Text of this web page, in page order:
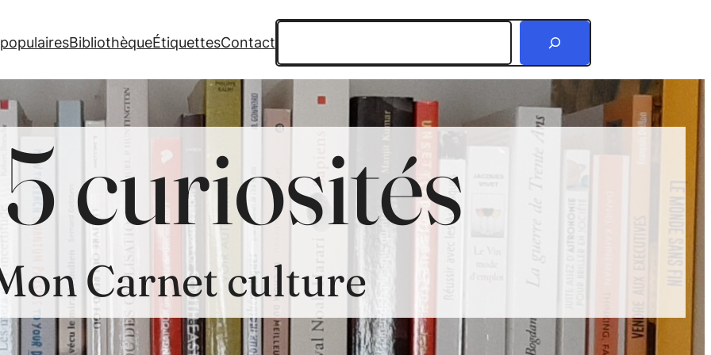
BibliothèqueÉtiquettesContact
curiosités
Carnet culture